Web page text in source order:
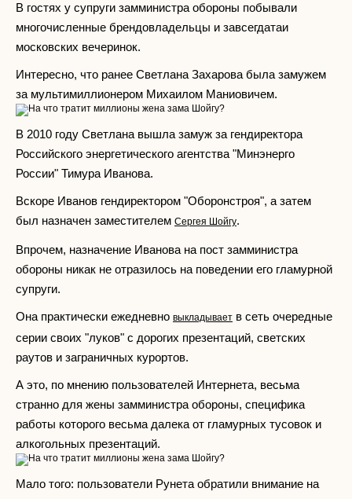
В гостях у супруги замминистра обороны побывали
многочисленные брендовладельцы и завсегдатаи
московских вечеринок.
Интересно, что ранее Светлана Захарова была замужем
за мультимиллионером Михаилом Маниовичем.
В 2010 году Светлана вышла замуж за гендиректора
Российского энергетического агентства "Минэнерго
России" Тимура Иванова.
Вскоре Иванов гендиректором "Оборонстроя", а затем
был назначен заместителем Сергея Шойгу.
Впрочем, назначение Иванова на пост замминистра
обороны никак не отразилось на поведении его гламурной
супруги.
Она практически ежедневно выкладывает в сеть очередные
серии своих "луков" с дорогих презентаций, светских
раутов и заграничных курортов.
А это, по мнению пользователей Интернета, весьма
странно для жены замминистра обороны, специфика
работы которого весьма далека от гламурных тусовок и
алкогольных презентаций.
Мало того: пользователи Рунета обратили внимание на